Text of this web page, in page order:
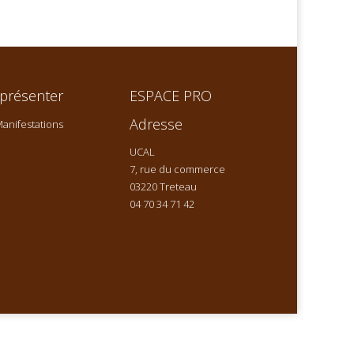
ESPACE PRO
Adresse
UCAL
7, rue du commerce
03220 Treteau
04 70 34 71 42